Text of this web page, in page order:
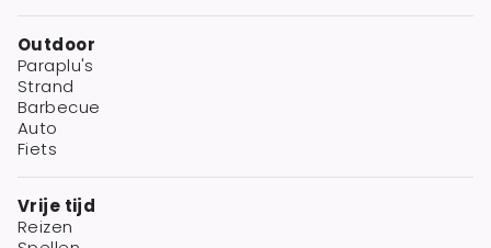
Outdoor
Paraplu's
Strand
Barbecue
Auto
Fiets
Vrije tijd
Reizen